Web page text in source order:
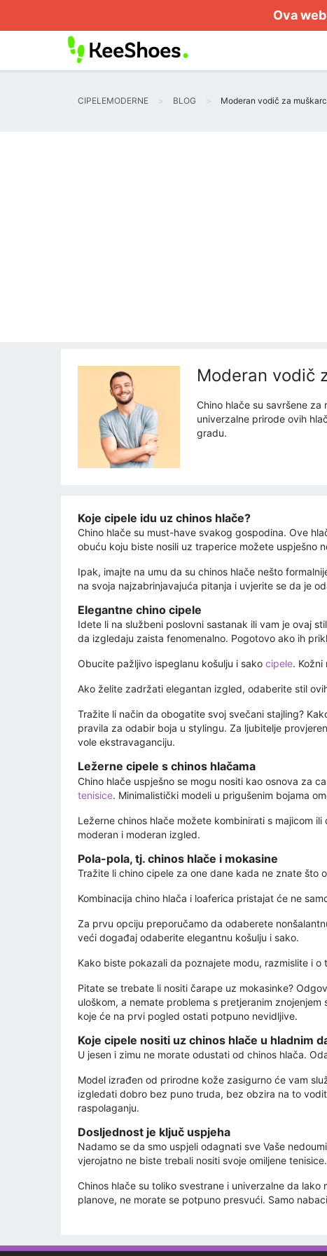
Ova
CIPELEMODERNE BLOG Moderan vodič za
Moderan vodič
Chino hlače su savršene
univerzalne prirode ovih
gradu.
Koje cipele idu uz chinos hlače?
Chino hlače su must-have svakog gospodina. Ove
obuću koju biste nosili uz traperice možete uspješno
Ipak, imajte na umu da su chinos hlače nešto
na svoja najzabrinjavajuća pitanja i uvjerite se da je
Elegantne chino cipele
Idete li na službeni poslovni sastanak ili vam je ovaj
da izgledaju zaista fenomenalno. Pogotovo ako ih
Obucite pažljivo ispeglanu košulju i sako cipele.
Ako želite zadržati elegantan izgled, odaberite stil
Tražite li način da obogatite svoj svečani stajling?
pravila za odabir boja u stylingu. Za ljubitelje
vole ekstravaganciju.
Ležerne cipele s chinos hlačama
Chino hlače uspješno se mogu nositi kao osnova za
tenisice. Minimalistički modeli u prigušenim bojama
Ležerne chinos hlače možete kombinirati s majicom
moderan i moderan izgled.
Pola-pola, tj. chinos hlače i mokasine
Tražite li chino cipele za one dane kada ne znate što
Kombinacija chino hlača i loaferica pristajat će ne
Za prvu opciju preporučamo da odaberete
veći događaj odaberite elegantnu košulju i sako.
Kako biste pokazali da poznajete modu, razmislite i
Pitate se trebate li nositi čarape uz mokasinke?
uloškom, a nemate problema s pretjeranim
koje će na prvi pogled ostati potpuno nevidljive.
Koje cipele nositi uz chinos hlače u hladnim
U jesen i zimu ne morate odustati od chinos hlača.
Model izrađen od prirodne kože zasigurno će vam
izgledati dobro bez puno truda, bez obzira na to
raspolaganju.
Dosljednost je ključ uspjeha
Nadamo se da smo uspjeli odagnati sve Vaše
vjerojatno ne biste trebali nositi svoje omiljene
Chinos hlače su toliko svestrane i univerzalne da
planove, ne morate se potpuno presvući. Samo